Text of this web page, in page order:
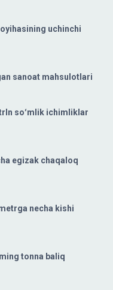
uchinchi
sanoat mahsulotlari
soʻmlik ichimliklar
egizak chaqaloq
necha kishi
tonna baliq